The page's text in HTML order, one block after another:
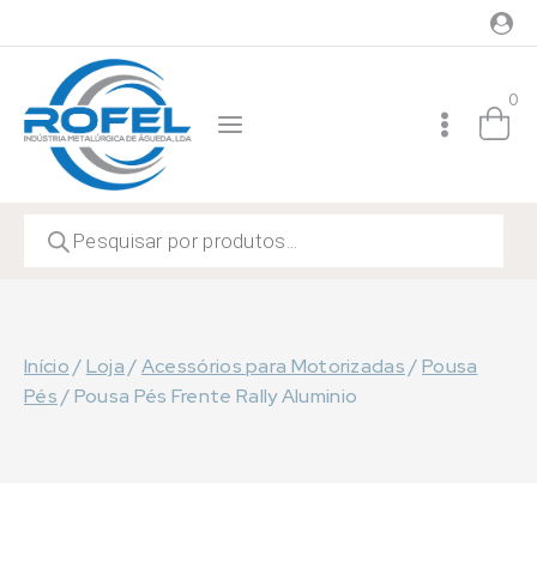
to
content
0
search
Início/Loja /Acessórios para Motorizadas /Pousa
Pés /Pousa Pés Frente Rally Aluminio